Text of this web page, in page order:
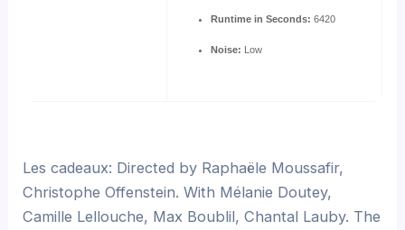
Runtime in Seconds: 6420
Noise: Low
Les cadeaux: Directed by Raphaële Moussafir,
Christophe Offenstein. With Mélanie Doutey,
Camille Lellouche, Max Boublil, Chantal Lauby. The